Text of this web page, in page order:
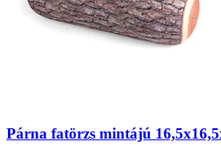
Párna fatörzs mintájú